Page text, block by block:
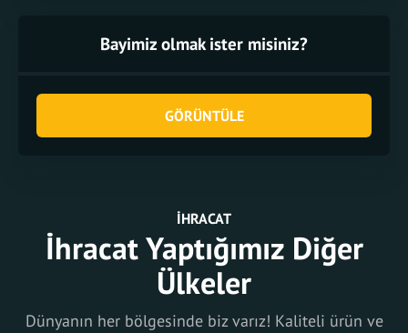
Bayimiz olmak ister misiniz?
GÖRÜNTÜLE
İHRACAT
İhracat Yaptığımız Diğer
Ülkeler
Dünyanın her bölgesinde biz varız! Kaliteli ürün ve